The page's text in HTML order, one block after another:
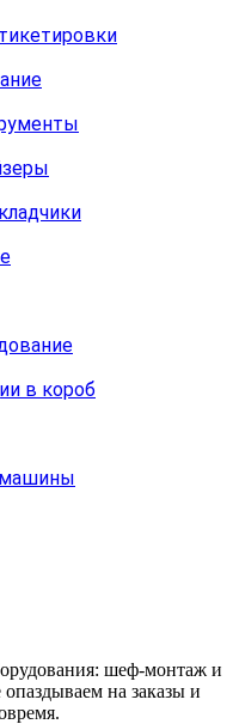
в короб
машины
шеф-монтаж и
на заказы и